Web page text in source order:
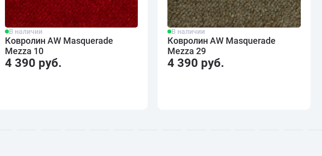
В наличии
Ковролин AW Masquerade
Mezza 10
4 390 руб.
В наличии
Ковролин AW Masquerade
Mezza 29
4 390 руб.